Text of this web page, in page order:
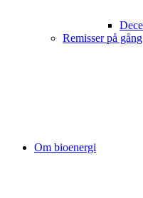
Remisser på gång
Om bioenergi